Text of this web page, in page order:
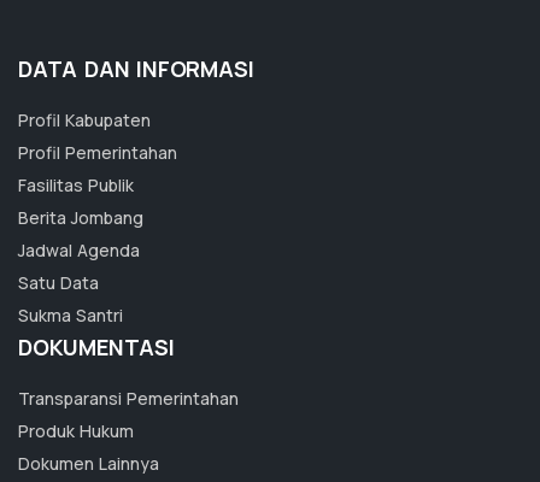
DATA DAN INFORMASI
Profil Kabupaten
Profil Pemerintahan
Fasilitas Publik
Berita Jombang
Jadwal Agenda
Satu Data
Sukma Santri
DOKUMENTASI
Transparansi Pemerintahan
Produk Hukum
Dokumen Lainnya